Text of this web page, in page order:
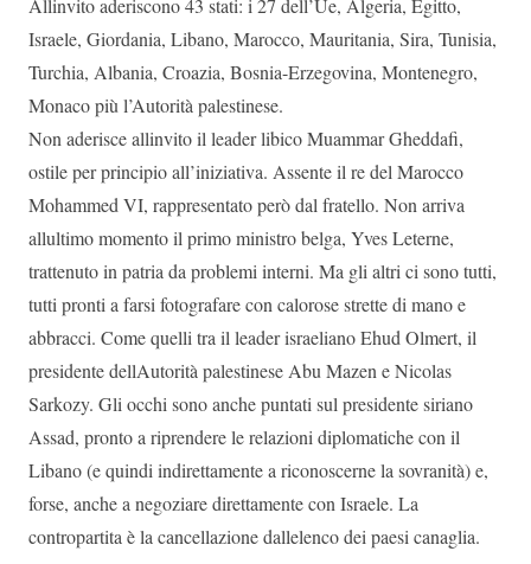
Allinvito aderiscono 43 stati: i 27 dell’Ue, Algeria, Egitto,
Israele, Giordania, Libano, Marocco, Mauritania, Sira, Tunisia,
Turchia, Albania, Croazia, Bosnia-Erzegovina, Montenegro,
Monaco più l’Autorità palestinese.
Non aderisce allinvito il leader libico Muammar Gheddafi,
ostile per principio all’iniziativa. Assente il re del Marocco
Mohammed VI, rappresentato però dal fratello. Non arriva
allultimo momento il primo ministro belga, Yves Leterne,
trattenuto in patria da problemi interni. Ma gli altri ci sono tutti,
tutti pronti a farsi fotografare con calorose strette di mano e
abbracci. Come quelli tra il leader israeliano Ehud Olmert, il
presidente dellAutorità palestinese Abu Mazen e Nicolas
Sarkozy. Gli occhi sono anche puntati sul presidente siriano
Assad, pronto a riprendere le relazioni diplomatiche con il
Libano (e quindi indirettamente a riconoscerne la sovranità) e,
forse, anche a negoziare direttamente con Israele. La
contropartita è la cancellazione dallelenco dei paesi canaglia.